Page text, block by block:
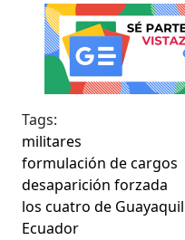
Tags:
militares
formulación de cargos
desaparición forzada
los cuatro de Guayaquil
Ecuador